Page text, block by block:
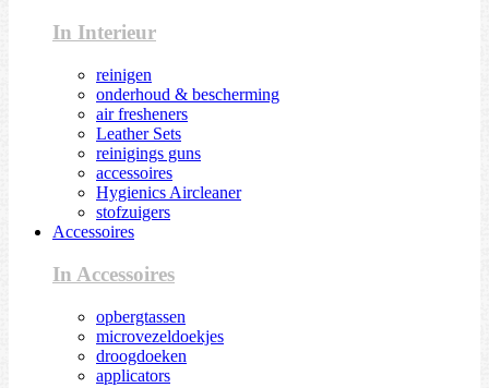
In Interieur
reinigen
onderhoud & bescherming
air fresheners
Leather Sets
reinigings guns
accessoires
Hygienics Aircleaner
stofzuigers
Accessoires
In Accessoires
opbergtassen
microvezeldoekjes
droogdoeken
applicators